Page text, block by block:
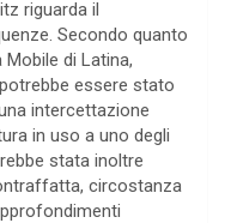
riguarda il
Secondo quanto
di Latina,
essere stato
intercettazione
in uso a uno degli
stata inoltre
circostanza